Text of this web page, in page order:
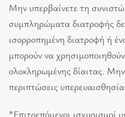
Μην υπερβαίνετε τη
συμπληρώματα διατροφής
ισορροπημένη διατροφή ή
μπορούν να
ολοκληρωμένης δίαιτας.
περιπτώσεις
*Επιτρεπόμενοι ισχυρισμοί